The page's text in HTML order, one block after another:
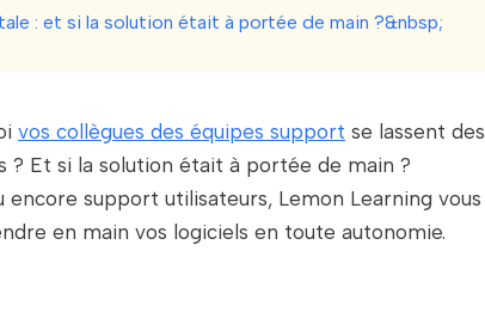
: et si la solution était à portée de main ?&nbsp;
vos collègues des équipes support se lassent des
? Et si la solution était à portée de main ?
support utilisateurs, Lemon Learning vous
en main vos logiciels en toute autonomie.